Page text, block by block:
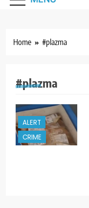
Home #plazma
#plazma
ALERT
CRIME